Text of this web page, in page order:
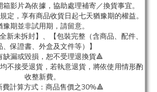
影片為依據，協助處理補寄／換貨事宜。
定，享有商品收貨日起七天猶豫期的權益。
豫期並非試用期，請留意。
新未拆封】、【包裝完整（含商品、配件、
、保證書、外盒及文件等）】
缺漏或毀損，恕不受理退換貨🔺
不接受退貨，若執意退貨，將依使用情形酌
收整新費。
費計算方式：商品售價之30%🔺